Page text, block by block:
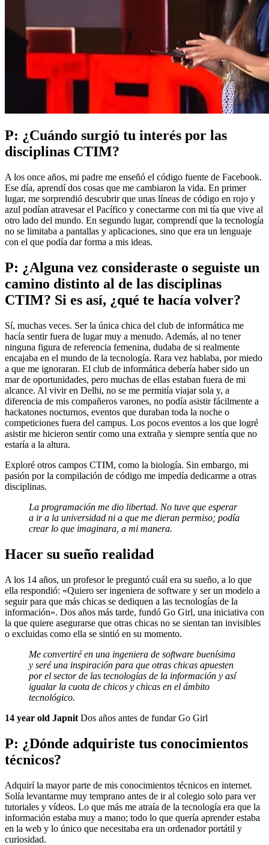
P: ¿Cuándo surgió tu interés por las
disciplinas CTIM?
A los once años, mi padre me enseñó el código fuente de Facebook.
Ese día, aprendí dos cosas que me cambiaron la vida. En primer
lugar, me sorprendió descubrir que unas líneas de código en rojo y
azul podían atravesar el Pacífico y conectarme con mi tía que vive al
otro lado del mundo. En segundo lugar, comprendí que la tecnología
no se limitaba a pantallas y aplicaciones, sino que era un lenguaje
con el que podía dar forma a mis ideas.
P: ¿Alguna vez consideraste o seguiste un
camino distinto al de las disciplinas
CTIM? Si es así, ¿qué te hacía volver?
Sí, muchas veces. Ser la única chica del club de informática me
hacía sentir fuera de lugar muy a menudo. Además, al no tener
ninguna figura de referencia femenina, dudaba de si realmente
encajaba en el mundo de la tecnología. Rara vez hablaba, por miedo
a que me ignoraran. El club de informática debería haber sido un
mar de oportunidades, pero muchas de ellas estaban fuera de mi
alcance. Al vivir en Delhi, no se me permitía viajar sola y, a
diferencia de mis compañeros varones, no podía asistir fácilmente a
hackatones nocturnos, eventos que duraban toda la noche o
competiciones fuera del campus. Los pocos eventos a los que logré
asistir me hicieron sentir como una extraña y siempre sentía que no
estaría a la altura.
Exploré otros campos CTIM, como la biología. Sin embargo, mi
pasión por la compilación de código me impedía dedicarme a otras
disciplinas.
La programación me dio libertad. No tuve que esperar
a ir a la universidad ni a que me dieran permiso; podía
crear lo que imaginara, a mi manera.
Hacer su sueño realidad
A los 14 años, un profesor le preguntó cuál era su sueño, a lo que
ella respondió: «Quiero ser ingeniera de software y ser un modelo a
seguir para que más chicas se dediquen a las tecnologías de la
información». Dos años más tarde, fundó Go Girl, una iniciativa con
la que quiere asegurarse que otras chicas no se sientan tan invisibles
o excluidas como ella se sintió en su momento.
Me convertiré en una ingeniera de software buenísima
y seré una inspiración para que otras chicas apuesten
por el sector de las tecnologías de la información y así
igualar la cuota de chicos y chicas en el ámbito
tecnológico.
14 year old Japnit Dos años antes de fundar Go Girl
P: ¿Dónde adquiriste tus conocimientos
técnicos?
Adquirí la mayor parte de mis conocimientos técnicos en internet.
Solía levantarme muy temprano antes de ir al colegio solo para ver
tutoriales y vídeos. Lo que más me atraía de la tecnología era que la
información estaba muy a mano; todo lo que quería aprender estaba
en la web y lo único que necesitaba era un ordenador portátil y
curiosidad.